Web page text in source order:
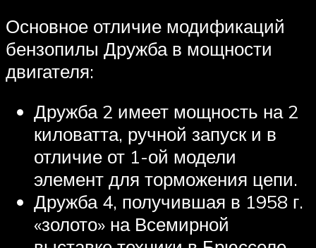
Основное отличие модификаций
бензопилы Дружба в мощности
двигателя:
Дружба 2 имеет мощность на 2
киловатта, ручной запуск и в
отличие от 1-ой модели
элемент для торможения цепи.
Дружба 4, получившая в 1958 г.
«золото» на Всемирной